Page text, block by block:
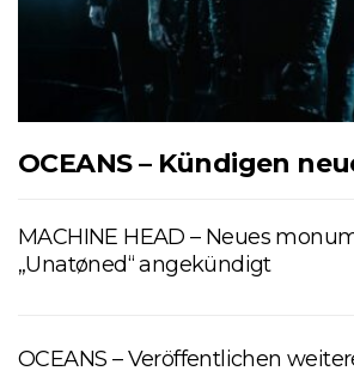
OCEANS – Kündigen
MACHINE HEAD – Neues
„Unatøned“ angekündigt
OCEANS – Veröffentlichen